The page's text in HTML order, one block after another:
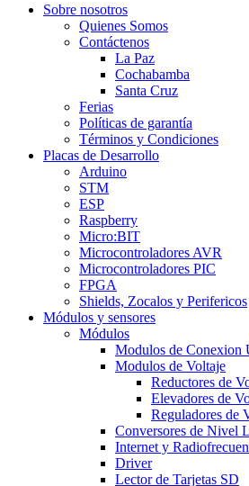
Sobre nosotros
Quienes Somos
Contáctenos
La Paz
Cochabamba
Santa Cruz
Ferias
Políticas de garantía
Términos y Condiciones
Placas de Desarrollo
Arduino
STM
ESP
Raspberry
Micro:BIT
Microcontroladores AVR
Microcontroladores PIC
FPGA
Shields, Zocalos y Perifericos
Módulos y sensores
Módulos
Modulos de Conexion
Modulos de Voltaje
Reductores de
Elevadores de
Reguladores de
Conversores de Nivel
Internet y
Driver
Lector de Tarjetas SD